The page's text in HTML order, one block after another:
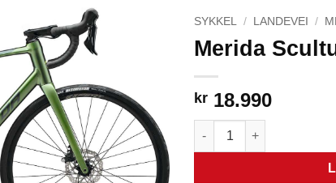
SYKKEL / LANDEVEI /
Merida
kr 18.990
Merida Scultura